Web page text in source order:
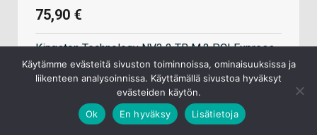
75,90 €
Kingston Technology NV3 2 TB M.2 PCI Express
4.0 NVMe 3D NAND
265,90 €
Thermalright Phantom Spirit 120 SE ARGB
Käytämme evästeitä sivuston toiminnoissa, ominaisuuksissa ja
liikenteen analysoinnissa. Käyttämällä sivustoa hyväksyt
evästeiden käytön.
Ok
En hyväksy Lisätietoja